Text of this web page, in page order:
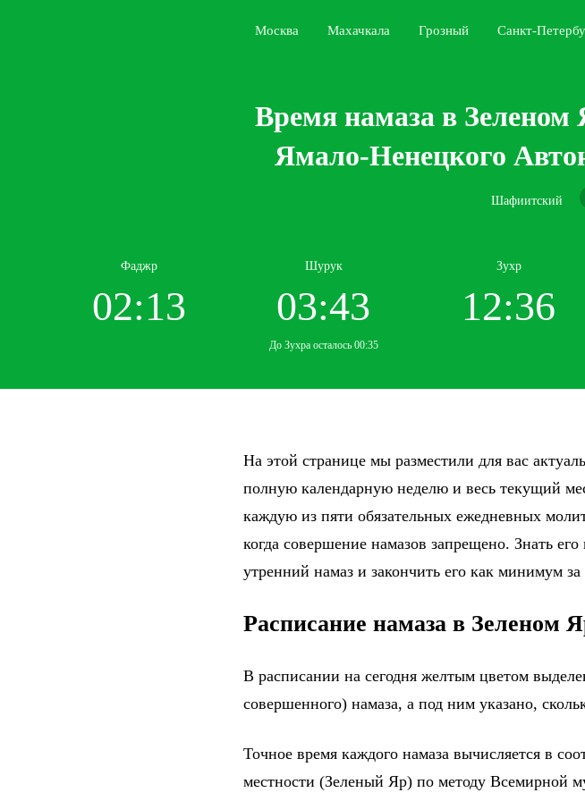
Москва Махачкала Грозный Санкт-
Время намаза в Зеленом
Ямало-Ненецкого
Шафиитский
Фаджр
02:13
Шурук
03:43
До Зухра осталось 00:35
Зухр
12:36
На этой странице мы разместили для вас
полную календарную неделю и весь текущий
каждую из пяти обязательных ежедневных
когда совершение намазов запрещено. Знать
утренний намаз и закончить его как минимум
Расписание намаза в Зеленом
В расписании на сегодня желтым цветом
совершенного) намаза, а под ним указано,
Точное время каждого намаза вычисляется в
местности (Зеленый Яр) по методу Всемирной